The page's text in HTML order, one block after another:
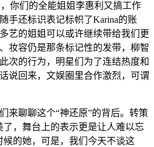
你们的全能姐姐李惠利又搞工作
手还标识表记标帜了Karina的账
艺的姐姐可以或许继续带给我们更
妆容仍是那条标记性的发带，柳智
次的行为，明星们为了连结热度和
说回来，文娱圈里合作激烈，可谓
聊聊这个“神还原”的背后。转策
了，舞台上的表示更是让人难以忘
候的她，可是，我们今天不谈这